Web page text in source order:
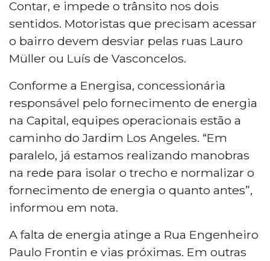
Contar, e impede o trânsito nos dois
sentidos. Motoristas que precisam acessar
o bairro devem desviar pelas ruas Lauro
Müller ou Luís de Vasconcelos.
Conforme a Energisa, concessionária
responsável pelo fornecimento de energia
na Capital, equipes operacionais estão a
caminho do Jardim Los Angeles. “Em
paralelo, já estamos realizando manobras
na rede para isolar o trecho e normalizar o
fornecimento de energia o quanto antes”,
informou em nota.
A falta de energia atinge a Rua Engenheiro
Paulo Frontin e vias próximas. Em outras